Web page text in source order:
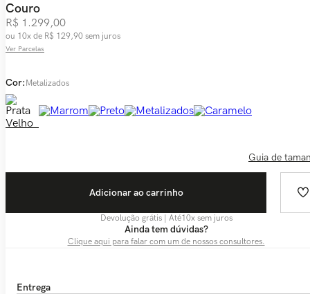
Couro
R$ 1 .299,00
ou 10x de R$ 129,90 sem juros
Ver Parcelas
Cor: Metalizados
Guia de
Adicionar ao carrinho
Devolução grátis | Até10x sem juros
Ainda tem dúvidas?
Clique aqui para falar com um de nossos consultores.
Entrega